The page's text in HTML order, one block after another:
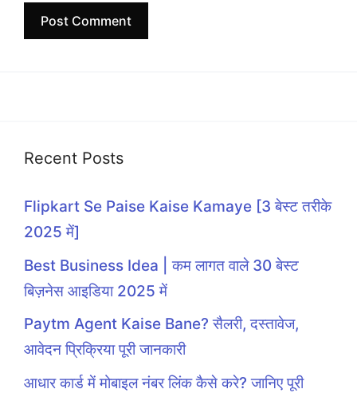
Recent Posts
Flipkart Se Paise Kaise Kamaye [3 बेस्ट तरीके
2025 में]
Best Business Idea | कम लागत वाले 30 बेस्ट
बिज़नेस आइडिया 2025 में
Paytm Agent Kaise Bane? सैलरी, दस्तावेज,
आवेदन प्रिक्रिया पूरी जानकारी
आधार कार्ड में मोबाइल नंबर लिंक कैसे करे? जानिए पूरी